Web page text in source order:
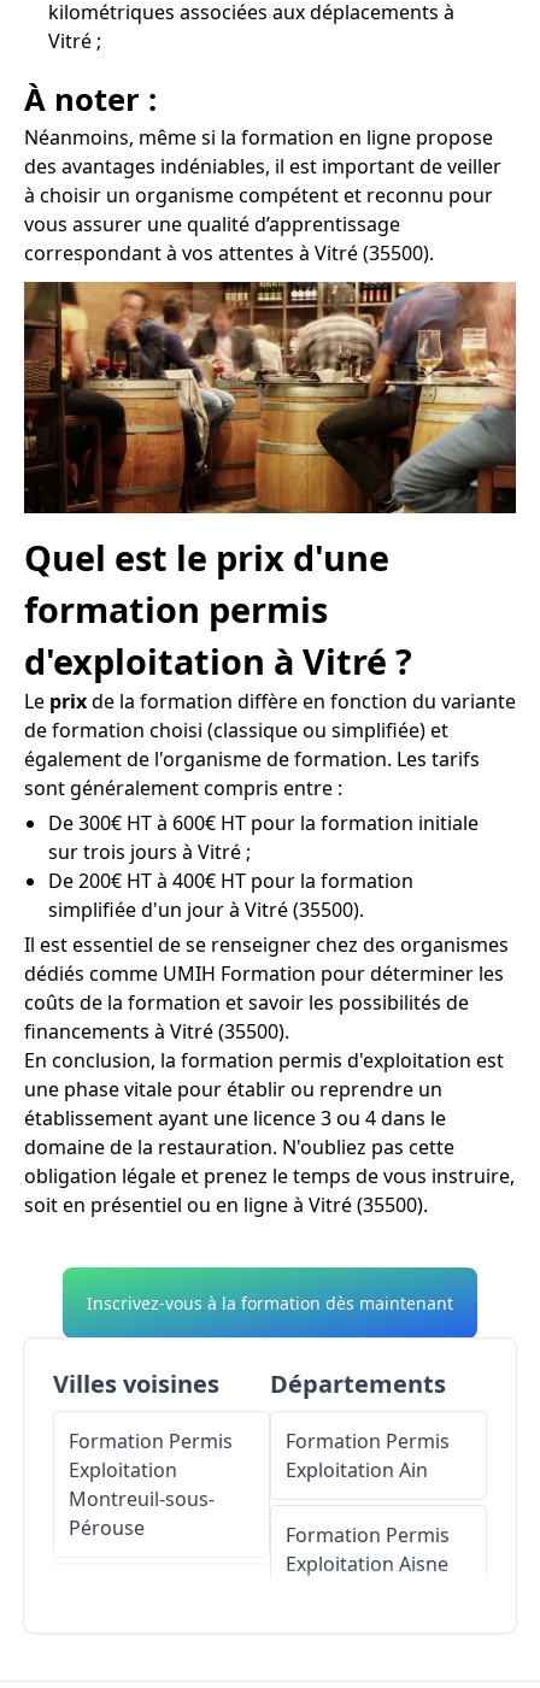
kilométriques associées aux déplacements à
Vitré ;
À noter :
Néanmoins, même si la formation en ligne propose
des avantages indéniables, il est important de veiller
à choisir un organisme compétent et reconnu pour
vous assurer une qualité d’apprentissage
correspondant à vos attentes à Vitré (35500).
Quel est le prix d'une
formation permis
d'exploitation à Vitré ?
Le prixde la formation diffère en fonction du variante
de formation choisi (classique ou simplifiée) et
également de l'organisme de formation. Les tarifs
sont généralement compris entre :
De 300€ HT à 600€ HT pour la formation initiale
sur trois jours à Vitré ;
De 200€ HT à 400€ HT pour la formation
simplifiée d'un jour à Vitré (35500).
Il est essentiel de se renseigner chez des organismes
dédiés comme UMIH Formation pour déterminer les
coûts de la formation et savoir les possibilités de
financements à Vitré (35500).
En conclusion, la formation permis d'exploitation est
une phase vitale pour établir ou reprendre un
établissement ayant une licence 3 ou 4 dans le
domaine de la restauration. N'oubliez pas cette
obligation légale et prenez le temps de vous instruire,
soit en présentiel ou en ligne à Vitré (35500).
Inscrivez-vous à la formation dès maintenant
Villes voisines
Formation Permis
Exploitation
Montreuil-sous-
Pérouse
Départements
Formation Permis
Exploitation Ain
Formation Permis
Exploitation Aisne
Formation Permis